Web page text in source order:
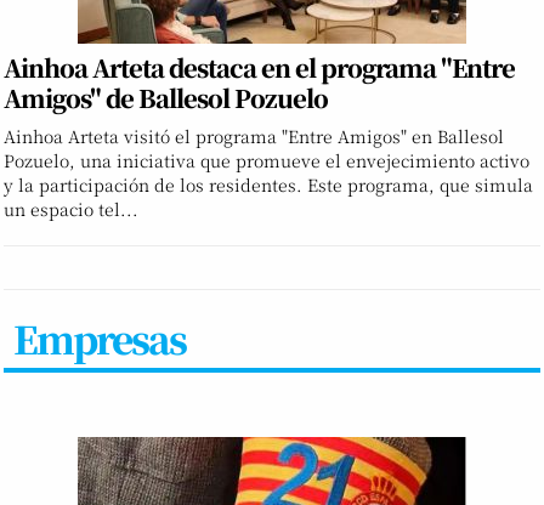
Ainhoa Arteta destaca en el programa "Entre
Amigos" de Ballesol Pozuelo
Ainhoa Arteta visitó el programa "Entre Amigos" en Ballesol
Pozuelo, una iniciativa que promueve el envejecimiento activo
y la participación de los residentes. Este programa, que simula
un espacio tel...
Empresas